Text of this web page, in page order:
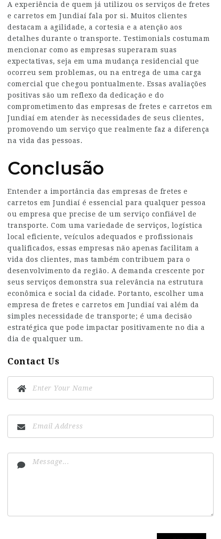
A experiência de quem já utilizou os serviços de fretes
e carretos em Jundiaí fala por si. Muitos clientes
destacam a agilidade, a cortesia e a atenção aos
detalhes durante o transporte. Testimonials costumam
mencionar como as empresas superaram suas
expectativas, seja em uma mudança residencial que
ocorreu sem problemas, ou na entrega de uma carga
comercial que chegou pontualmente. Essas avaliações
positivas são um reflexo da dedicação e do
comprometimento das empresas de fretes e carretos em
Jundiaí em atender às necessidades de seus clientes,
promovendo um serviço que realmente faz a diferença
na vida das pessoas.
Conclusão
Entender a importância das empresas de fretes e
carretos em Jundiaí é essencial para qualquer pessoa
ou empresa que precise de um serviço confiável de
transporte. Com uma variedade de serviços, logística
local eficiente, veículos adequados e profissionais
qualificados, essas empresas não apenas facilitam a
vida dos clientes, mas também contribuem para o
desenvolvimento da região. A demanda crescente por
seus serviços demonstra sua relevância na estrutura
econômica e social da cidade. Portanto, escolher uma
empresa de fretes e carretos em Jundiaí vai além da
simples necessidade de transporte; é uma decisão
estratégica que pode impactar positivamente no dia a
dia de qualquer um.
Contact Us